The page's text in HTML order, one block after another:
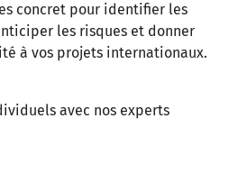
concret pour identifier les
les risques et donner
à vos projets internationaux.
avec nos experts